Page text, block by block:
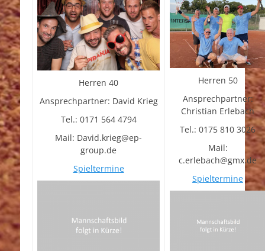
Herren 40
Ansprechpartner: David Krieg
Tel.: 0171 564 4794
Mail: David.krieg@ep-
group.de
Spieltermine
Herren 50
Ansprechpartner:
Christian Erlebach
Tel.: 0175 810 3026
Mail:
c.erlebach@gmx.de
Spieltermine